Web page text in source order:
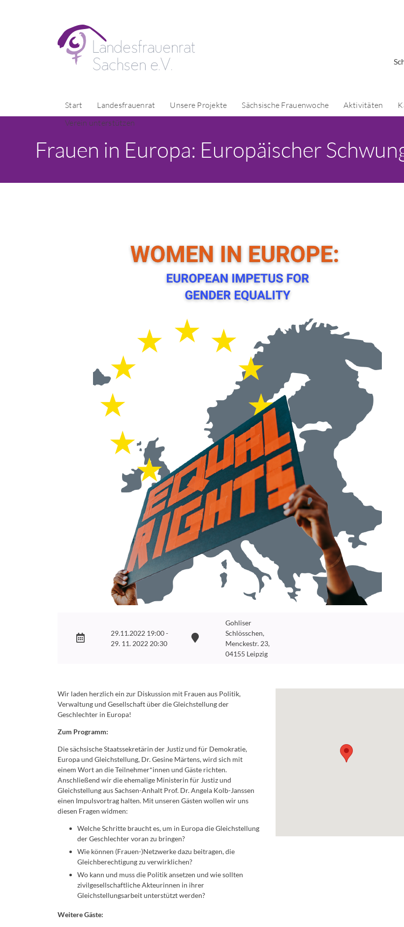
Start Landesfrauenrat Unsere Projekte Sächsische Frauenwoche Aktivitäten
Verein unterstützen
Frauen in Europa: Europäischer
29.11.2022 19:00 -
29. 11. 2022 20:30
Gohliser
Schlösschen,
Menckestr. 23,
04155 Leipzig
Wir laden herzlich ein zur Diskussion mit Frauen aus Politik,
Verwaltung und Gesellschaft über die Gleichstellung der
Geschlechter in Europa!
Zum Programm:
Die sächsische Staatssekretärin der Justiz und für Demokratie,
Europa und Gleichstellung, Dr. Gesine Märtens, wird sich mit
einem Wort an die Teilnehmer*innen und Gäste richten.
Anschließend wir die ehemalige Ministerin für Justiz und
Gleichstellung aus Sachsen-Anhalt Prof. Dr. Angela Kolb-Janssen
einen Impulsvortrag halten. Mit unseren Gästen wollen wir uns
diesen Fragen widmen:
Welche Schritte braucht es, um in Europa die Gleichstellung
der Geschlechter voran zu bringen?
Wie können (Frauen-)Netzwerke dazu beitragen, die
Gleichberechtigung zu verwirklichen?
Wo kann und muss die Politik ansetzen und wie sollten
zivilgesellschaftliche Akteurinnen in ihrer
Gleichstellungsarbeit unterstützt werden?
Weitere Gäste: